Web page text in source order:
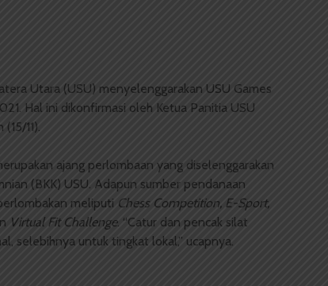
Utara (USU) menyelenggarakan USU Games
Hal ini dikonfirmasi oleh Ketua Panitia USU
11).
ajang perlombaan yang diselenggarakan
(BKK) USU. Adapun sumber pendanaan
meliputi Chess Competition, E-Sport,
Virtual Fit Challenge. “Catur dan pencak silat
selebihnya untuk tingkat lokal,” ucapnya.